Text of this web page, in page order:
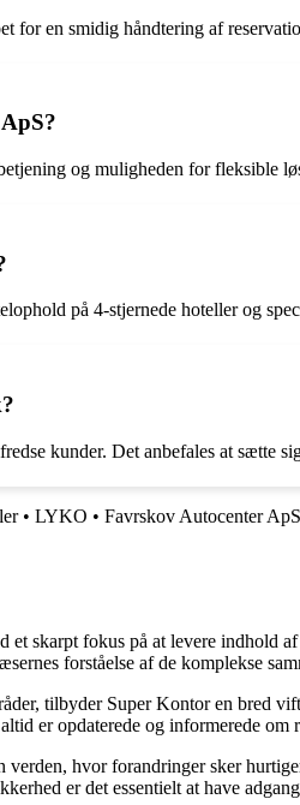
en smidig håndtering af
og muligheden for fleksible
på 4-stjernede hoteller og
kunder. Det anbefales at sætte
• LYKO • Favrskov Autocenter ApS
skarpt fokus på at levere indhold
forståelse af de komplekse
tilbyder Super Kontor en bred
er opdaterede og informerede om
hvor forandringer sker
er det essentielt at have